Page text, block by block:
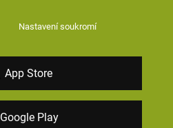
Nastavení soukromí
App Store
Google Play